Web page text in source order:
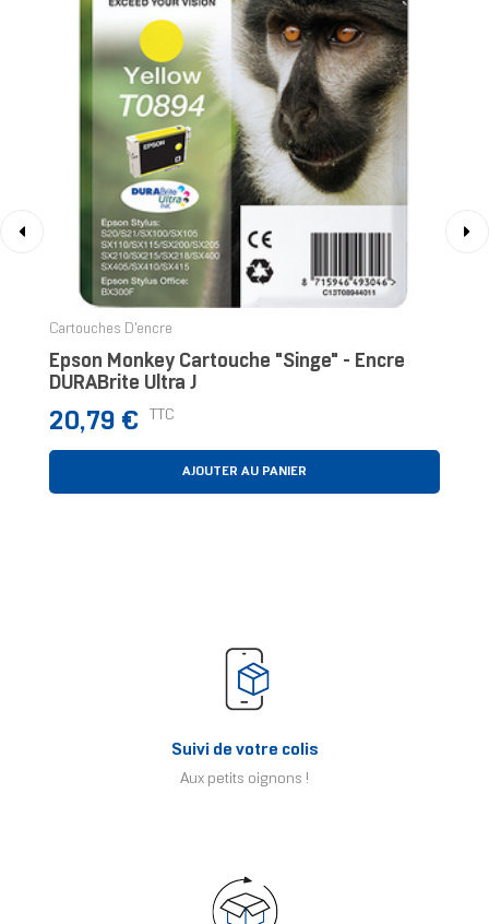
Cartouches D'encre
Epson Monkey Cartouche "Singe" - Encre
DURABrite Ultra J
Prix
20,79 € TTC
AJOUTER AU PANIER
Suivi de votre colis
Aux petits oignons !